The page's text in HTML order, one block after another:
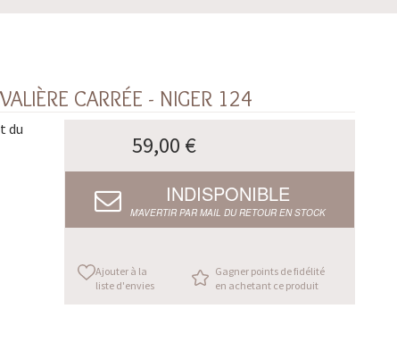
CARRÉE - NIGER 124
du
59,00 €
INDISPONIBLE
M’AVERTIR PAR MAIL DU RETOUR EN STOCK
Ajouter à la
liste d'envies
Gagner points de fidélité
en achetant ce produit